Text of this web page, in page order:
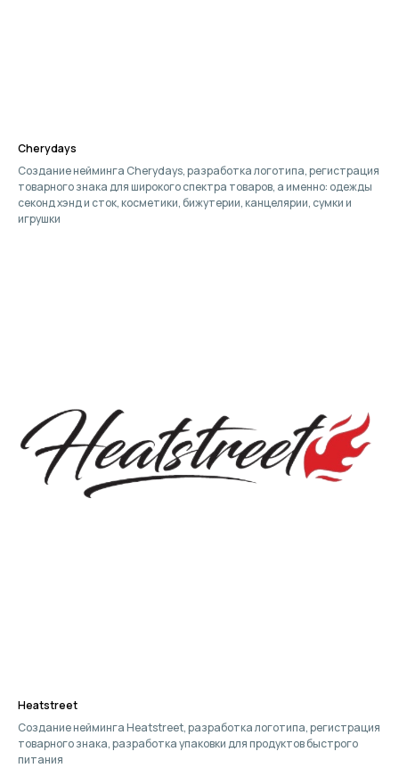
Cherydays
Создание нейминга Cherydays, разработка логотипа, регистрация
товарного знака для широкого спектра товаров, а именно: одежды
секонд хэнд и сток, косметики, бижутерии, канцелярии, сумки и
игрушки
Heatstreet
Создание нейминга Heatstreet, разработка логотипа, регистрация
товарного знака, разработка упаковки для продуктов быстрого
питания